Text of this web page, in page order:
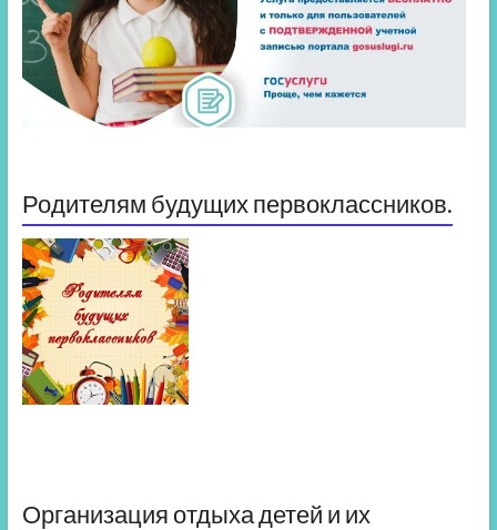
Родителям будущих первоклассников.
Организация отдыха детей и их